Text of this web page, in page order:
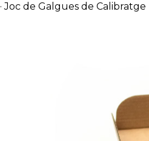
· Joc de Galgues de Calibratge